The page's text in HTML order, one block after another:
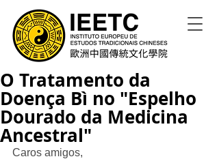
O Tratamento da
Doença Bì no "Espelho
Dourado da Medicina
Ancestral"
Caros amigos,